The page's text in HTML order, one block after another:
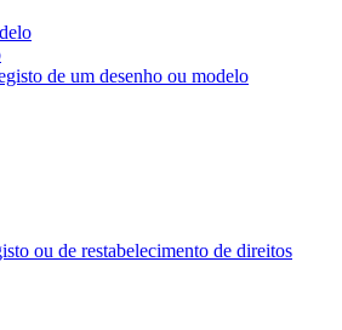
de um desenho ou modelo
ou de restabelecimento de direitos